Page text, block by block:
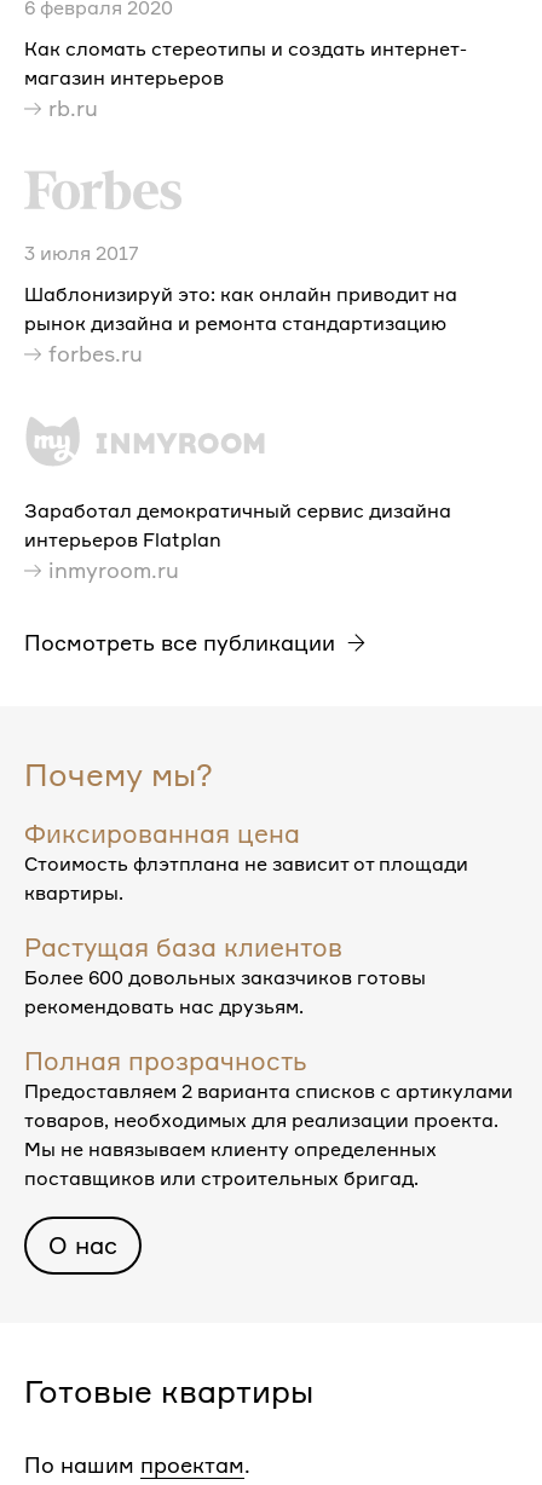
6 февраля 2020
Как сломать стереотипы и создать интернет-
магазин интерьеров
rb.ru
3 июля 2017
Шаблонизируй это: как онлайн приводит на
рынок дизайна и ремонта стандартизацию
forbes.ru
Заработал демократичный сервис дизайна
интерьеров Flatplan
inmyroom.ru
Посмотреть все публикации
Почему мы?
Фиксированная цена
Стоимость флэтплана не зависит от площади
квартиры.
Растущая база клиентов
Более 600 довольных заказчиков готовы
рекомендовать нас друзьям.
Полная прозрачность
Предоставляем 2 варианта списков с артикулами
товаров, необходимых для реализации проекта.
Мы не навязываем клиенту определенных
поставщиков или строительных бригад.
О нас
Готовые квартиры
По нашим проектам.